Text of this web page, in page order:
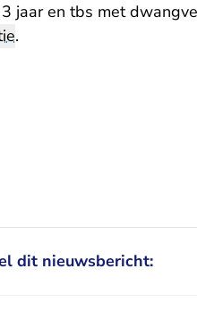
jaar en tbs met
.
dit nieuwsbericht: